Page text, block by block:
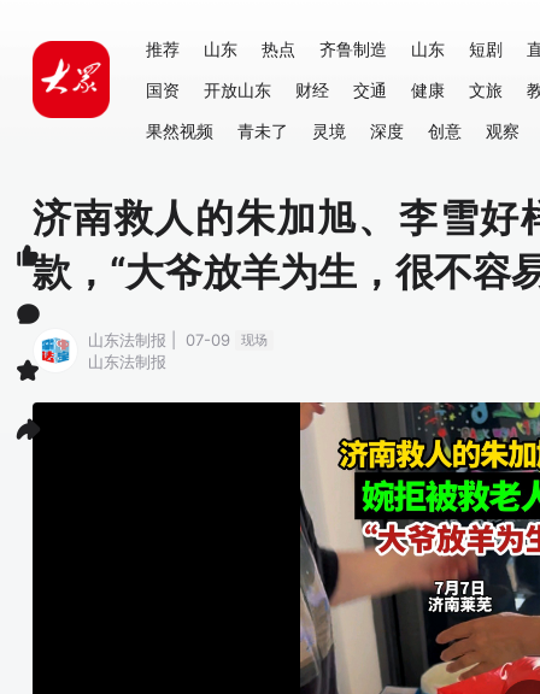
推荐 山东 热点 齐鲁制造 山东 短剧
国资
开放山东 财经 交通 健康 文旅
果然视频
青未了 灵境 深度 创意 观察
济南救人的朱加旭、李雪好
款，“大爷放羊为生，很不容
山东法制报 | 07-09 现场
山东法制报